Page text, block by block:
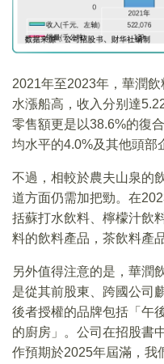
2021年至2023年，華潤
水漲船高，收入分别達
零售額更是以38.6%的復
均水平的4.0%及其他頭部
不過，相較於農夫山泉的
道方面仍需加把勁。在
括蘇打水飲料、檸檬汁飲
料的飲料產品，茶飲料產
另外值得注意的是，華潤
是從其前股東、跨國公司
後者授權的品牌包括「午
的廚房」。公司在招股書
作預期於2025年屆滿，我